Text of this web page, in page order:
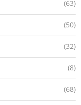
(63)
(50)
(32)
(8)
(68)